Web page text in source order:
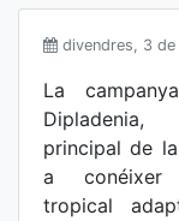
divendres, 3
La
principal de
a conéixer
tropical